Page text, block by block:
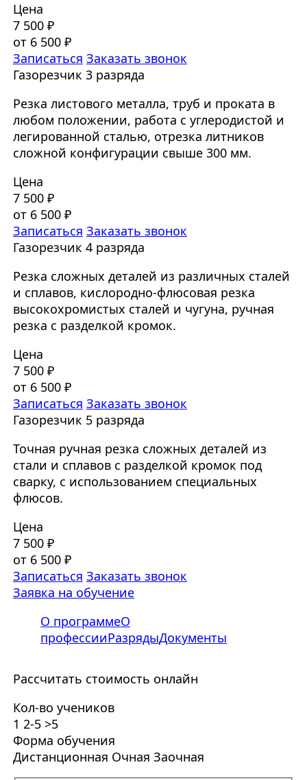
Цена
7 500 ₽
от 6 500 ₽
Записаться Заказать звонок
Газорезчик 3 разряда
Резка листового металла, труб и проката в
любом положении, работа с углеродистой и
легированной сталью, отрезка литников
сложной конфигурации свыше 300 мм.
Цена
7 500 ₽
от 6 500 ₽
Записаться Заказать звонок
Газорезчик 4 разряда
Резка сложных деталей из различных сталей
и сплавов, кислородно-флюсовая резка
высокохромистых сталей и чугуна, ручная
резка с разделкой кромок.
Цена
7 500 ₽
от 6 500 ₽
Записаться Заказать звонок
Газорезчик 5 разряда
Точная ручная резка сложных деталей из
стали и сплавов с разделкой кромок под
сварку, с использованием специальных
флюсов.
Цена
7 500 ₽
от 6 500 ₽
Записаться Заказать звонок
Заявка на обучение
О программеО
профессииРазрядыДокументы
Рассчитать стоимость онлайн
Кол-во учеников
1 2-5 >5
Форма обучения
Дистанционная Очная Заочная